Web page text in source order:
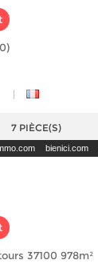
|
7 PIÈCE(S)
bienici.com
37100 978m²